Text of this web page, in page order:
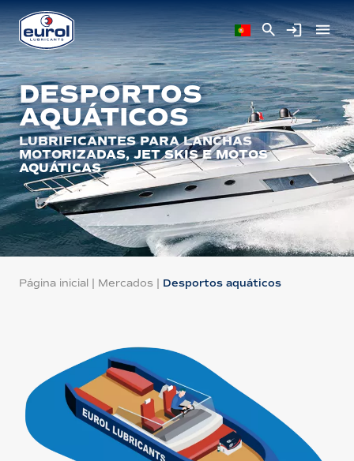
DESPORTOS
AQUÁTICOS
LUBRIFICANTES PARA LANCHAS
MOTORIZADAS, JET SKIS E MOTOS
AQUÁTICAS
Página inicial | Mercados | Desportos aquáticos